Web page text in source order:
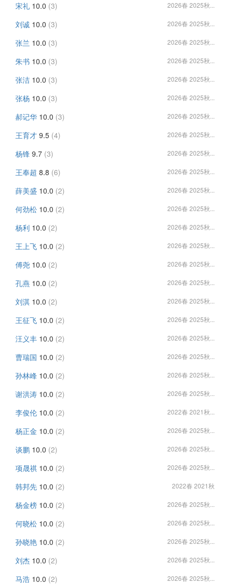
宋礼 10.0 (3) 2026春 2025秋...
刘诚 10.0 (3) 2026春 2025秋...
张兰 10.0 (3) 2026春 2025秋...
朱书 10.0 (3) 2026春 2025秋...
张洁 10.0 (3) 2026春 2025秋...
张杨 10.0 (3) 2026春 2025秋...
郝记华 10.0 (3) 2026春 2025秋...
王育才 9.5 (4) 2026春 2025秋...
杨锋 9.7 (3) 2026春 2025秋...
王奉超 8.8 (6) 2026春 2025秋...
薛美盛 10.0 (2) 2026春 2025秋...
何劲松 10.0 (2) 2026春 2025秋...
杨利 10.0 (2) 2026春 2025秋...
王上飞 10.0 (2) 2026春 2025秋...
傅尧 10.0 (2) 2026春 2025秋...
孔燕 10.0 (2) 2026春 2025秋...
刘淇 10.0 (2) 2026春 2025秋...
王征飞 10.0 (2) 2026春 2025秋...
汪义丰 10.0 (2) 2026春 2025秋...
曹瑞国 10.0 (2) 2026春 2025秋...
孙林峰 10.0 (2) 2026春 2025秋...
谢洪涛 10.0 (2) 2026春 2025秋...
李俊伦 10.0 (2) 2022春 2021秋...
杨正金 10.0 (2) 2026春 2025秋...
谈鹏 10.0 (2) 2026春 2025秋...
项晟祺 10.0 (2) 2026春 2025秋...
韩邦先 10.0 (2) 2022春 2021秋
杨金榜 10.0 (2) 2026春 2025秋...
何晓松 10.0 (2) 2026春 2025秋...
孙晓艳 10.0 (2) 2026春 2025秋...
刘杰 10.0 (2) 2026春 2025秋...
马浩 10.0 (2) 2026春 2025秋...